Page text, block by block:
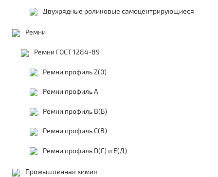
Двухрядные роликовые самоцентрирующиеся
Ремни
Ремни ГОСТ 1284-89
Ремни профиль Z(0)
Ремни профиль А
Ремни профиль В(Б)
Ремни профиль С(В)
Ремни профиль D(Г) и E(Д)
Промышленная химия